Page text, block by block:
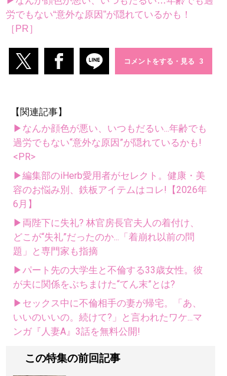
労でもない“意外な原因”が隠れているかも！
［PR］
コメントをする・見る
【関連記事】
▶なんか顔色が悪い、いつもだるい...年齢でも
過労でもない“意外な原因”が隠れているかも!
<PR>
▶編集部のiHerb愛用者がセレクト。健康・美
容のお悩み別、鉄板アイテムはコレ!【2026年
6月】
▶両陛下に失礼? 林官房長官夫人の着付け、
どこが“失礼”だったのか...「着崩れ以前の問
題」と専門家も指摘
▶パート先の大学生と不倫する33歳女性。彼
が夫に関係をぶちまけた“てん末”とは?
▶セックス中に不倫相手の妻が帰宅。「あ、
いいのいいの。続けて?」と言われたワケ...マ
ンガ『人妻A』3話を無料公開!
この特集の前回記事